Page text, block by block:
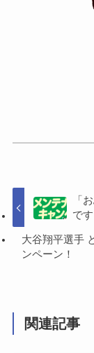
「
です
大谷翔平選手
ンペーン！
関連記事